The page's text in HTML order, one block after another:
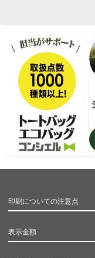
印刷についての注意点
表示金額